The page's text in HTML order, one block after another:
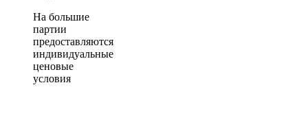
На большие
партии
предоставляются
индивидуальные
ценовые
условия